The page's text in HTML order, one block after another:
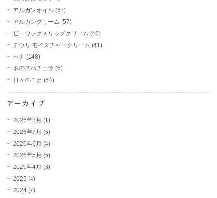
アルガンオイル (67)
アルガンクリーム (57)
ビーワックスリップクリーム (46)
チウリ モイスチャークリーム (41)
ヘナ (148)
木のスパチュラ (6)
日々のこと (64)
2026年8月 (1)
2026年7月 (5)
2026年6月 (4)
2026年5月 (5)
2026年4月 (3)
2025 (4)
2024 (7)